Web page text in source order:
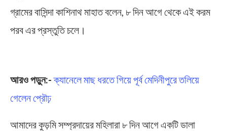
গ্রামের বাসিন্দা কাশিনাথ মাহাত বলেন, ৮ দিন আগে থেকে এই করম
পরব এর প্রস্তুতি চলে।
আরও পড়ুন:- ক্যানেলে মাছ ধরতে গিয়ে পূর্ব মেদিনীপুরে তলিয়ে
গেলেন প্রৌঢ়
আমাদের কুড়মি সম্প্রদায়ের মহিলারা ৮ দিন আগে একটি ডালা